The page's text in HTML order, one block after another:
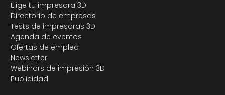
Elige tu impresora 3D
Directorio de empresas
Tests de impresoras 3D
Agenda de eventos
Ofertas de empleo
Newsletter
Webinars de impresión 3D
Publicidad